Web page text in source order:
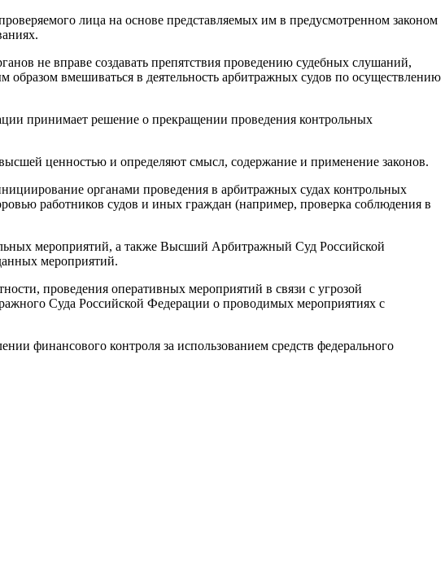
лица на основе представляемых им в предусмотренном законом
не вправе создавать препятствия проведению судебных слушаний,
вмешиваться в деятельность арбитражных судов по осуществлению
принимает решение о прекращении проведения контрольных
ценностью и определяют смысл, содержание и применение законов.
органами проведения в арбитражных судах контрольных
работников судов и иных граждан (например, проверка соблюдения в
мероприятий, а также Высший Арбитражный Суд Российской
мероприятий.
проведения оперативных мероприятий в связи с угрозой
Суда Российской Федерации о проводимых мероприятиях с
финансового контроля за использованием средств федерального